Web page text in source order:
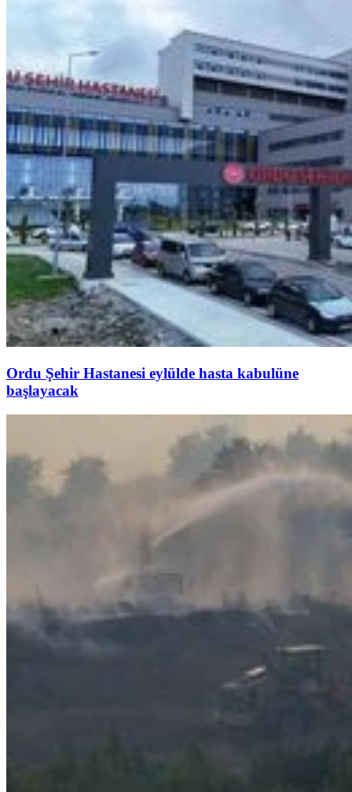
Ordu Şehir Hastanesi eylülde hasta kabulüne
başlayacak